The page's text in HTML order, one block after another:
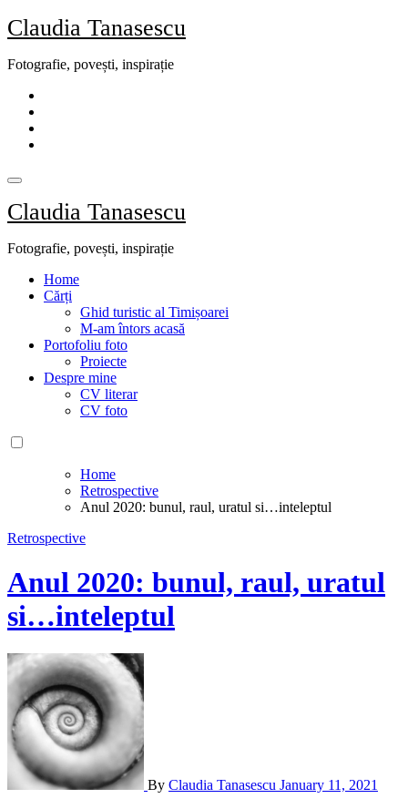
Skip
to
Claudia Tanasescu
Fotografie, povești, inspirație
Claudia Tanasescu
Fotografie, povești, inspirație
Home
Cărți
Ghid turistic al Timișoarei
M-am întors acasă
Portofoliu foto
Proiecte
Despre mine
CV literar
CV foto
Home
Retrospective
Anul 2020: bunul, raul, uratul si…inteleptul
Retrospective
Anul 2020: bunul, raul, uratul
si…inteleptul
By Claudia Tanasescu January 11, 2021